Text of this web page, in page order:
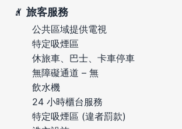
旅客服務
公共區域提供電視
特定吸煙區
休旅車、巴士、卡車停車
無障礙通道 – 無
飲水機
24 小時櫃台服務
特定吸煙區 (違者罰款)